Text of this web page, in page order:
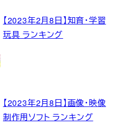
【2023年2月8日】知育・学習
玩具 ランキング
【2023年2月8日】画像・映像
制作用ソフト ランキング